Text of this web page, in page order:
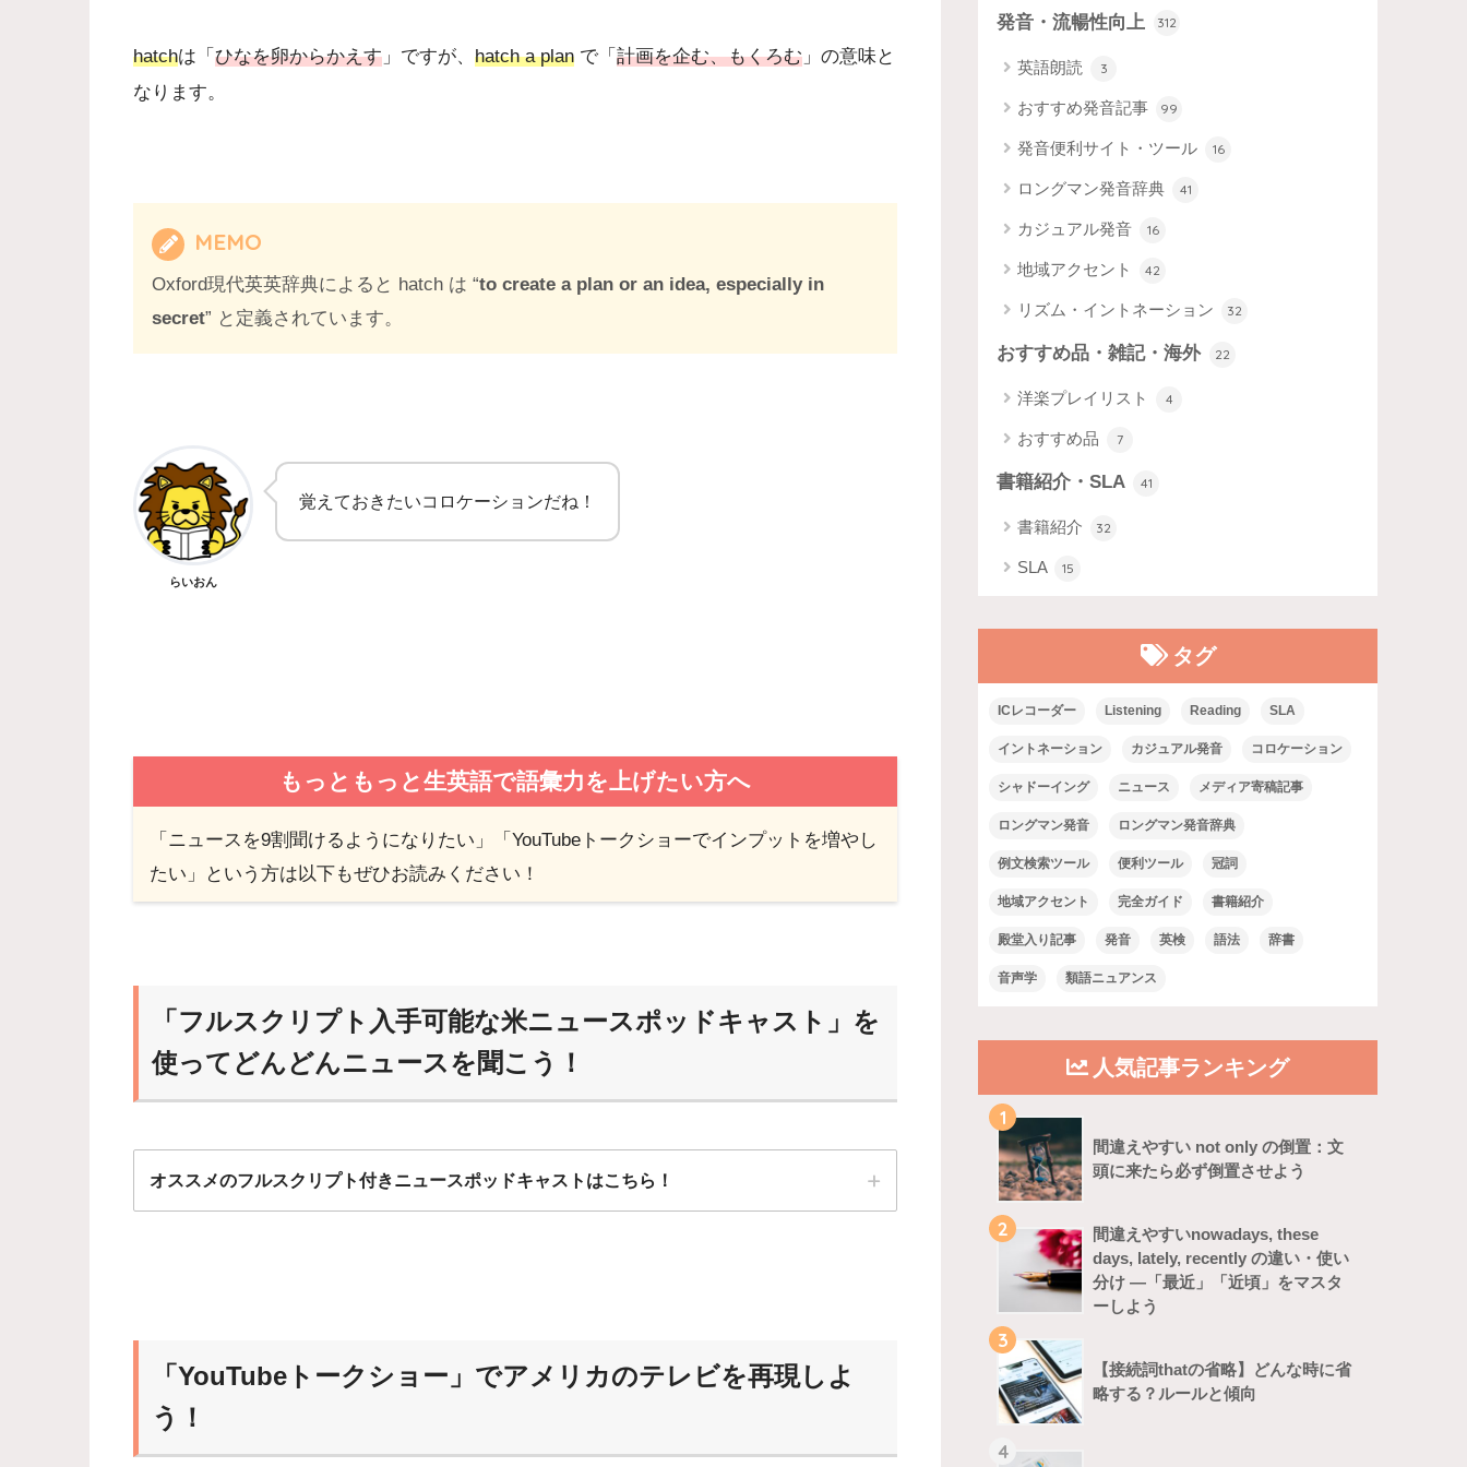
hatchは「 ひなを卵からかえす 」ですが、 hatch a plan で「 計画を企む、もくろむ 」の意味と
なります。
MEMO
Oxford現代英英辞典によると hatch は “to create a plan or an idea, especially in
secret” と定義されています。
らいおん
覚えておきたいコロケーションだね！
もっともっと生英語で語彙力を上げたい方へ
「ニュースを9割聞けるようになりたい」「YouTubeトークショーでインプットを増やし
たい」という方は以下もぜひお読みください！
「フルスクリプト入手可能な米ニュースポッドキャスト」を
使ってどんどんニュースを聞こう！
オススメのフルスクリプト付きニュースポッドキャストはこちら！
らいおん
慣れれば、だんだんスクリプトなしで聞けるようになるよ！
「YouTubeトークショー」でアメリカのテレビを再現しよ
う！
発音・流暢性向上 312
英語朗読 3
おすすめ発音記事 99
発音便利サイト・ツール 16
ロングマン発音辞典 41
カジュアル発音 16
地域アクセント 42
リズム・イントネーション 32
おすすめ品・雑記・海外 22
洋楽プレイリスト 4
おすすめ品 7
書籍紹介・SLA 41
書籍紹介 32
SLA 15
タグ
ICレコーダー Listening Reading SLA
イントネーション カジュアル発音 コロケーション
シャドーイング ニュース メディア寄稿記事
ロングマン発音 ロングマン発音辞典
例文検索ツール 便利ツール 冠詞
地域アクセント 完全ガイド 書籍紹介
殿堂入り記事 発音 英検 語法 辞書
音声学 類語ニュアンス
人気記事ランキング
1
間違えやすい not only の倒置：文
頭に来たら必ず倒置させよう
2
間違えやすいnowadays, these
days, lately, recently の違い・使い
分け ―「最近」「近頃」をマスタ
ーしよう
3
【接続詞thatの省略】どんな時に省
略する？ルールと傾向
4